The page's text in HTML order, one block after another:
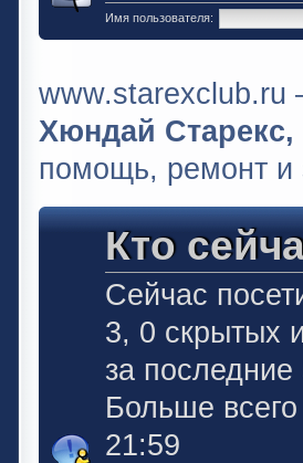
Имя пользователя:
Хюндай Старекс,
помощь, ремонт и
Кто
Сейчас
3, 0 скрытых
за последние
Больше
21:59